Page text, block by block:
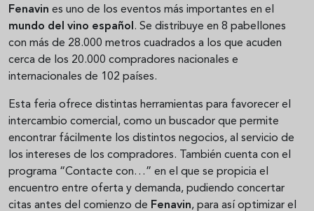
Fenavin es uno de los eventos más importantes en el
mundo del vino español . Se distribuye en 8 pabellones
con más de 28.000 metros cuadrados a los que acuden
cerca de los 20.000 compradores nacionales e
internacionales de 102 países.
Esta feria ofrece distintas herramientas para favorecer el
intercambio comercial, como un buscador que permite
encontrar fácilmente los distintos negocios, al servicio de
los intereses de los compradores. También cuenta con el
programa “Contacte con…” en el que se propicia el
encuentro entre oferta y demanda, pudiendo concertar
citas antes del comienzo de Fenavin, para así optimizar el